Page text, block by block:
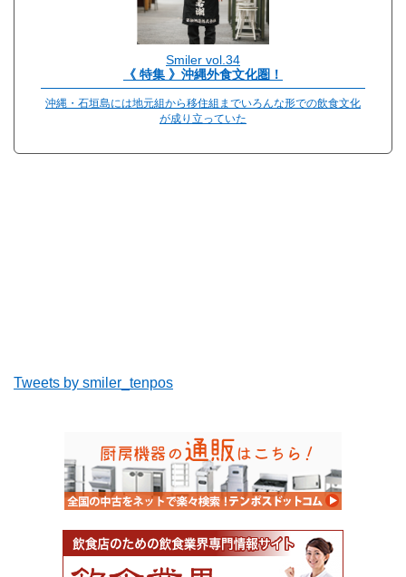
Smiler vol.34
《 特集 》沖縄外食文化圏！
沖縄・石垣島には地元組から移住組までいろんな形での飲食文化
が成り立っていた
Tweets by smiler_tenpos